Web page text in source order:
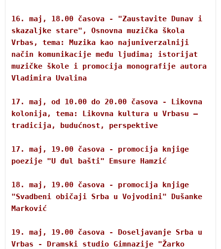
16. maj, 18.00 časova - "Zaustavite Dunav i
skazaljke stare", Osnovna muzička škola
Vrbas, tema: Muzika kao najuniverzalniji
način komunikacije među ljudima; istorijat
muzičke škole i promocija monografije autora
Vladimira Uvalina
17. maj, od 10.00 do 20.00 časova - Likovna
kolonija, tema: Likovna kultura u Vrbasu –
tradicija, budućnost, perspektive
17. maj, 19.00 časova - promocija knjige
poezije "U đul bašti" Emsure Hamzić
18. maj, 19.00 časova - promocija knjige
"Svadbeni običaji Srba u Vojvodini" Dušanke
Marković
19. maj, 19.00 časova - Doseljavanje Srba u
Vrbas - Dramski studio Gimnazije "Žarko